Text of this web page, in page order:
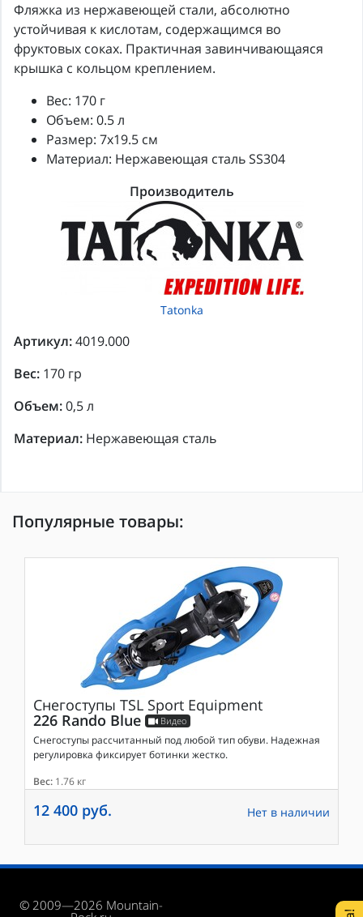
Фляжка из нержавеющей стали, абсолютно
устойчивая к кислотам, содержащимся во
фруктовых соках. Практичная завинчивающаяся
крышка с кольцом креплением.
Вес: 170 г
Объем: 0.5 л
Размер: 7x19.5 см
Материал: Нержавеющая сталь SS304
Производитель
Tatonka
Артикул:4019.000
Вес: 170 гр
Объем:0,5 л
Материал: Нержавеющая сталь
Популярные товары:
Снегоступы TSL Sport Equipment
226 Rando Blue Видео
Снегоступы рассчитанный под любой тип обуви. Надежная
регулировка фиксирует ботинки жестко.
Вес: 1.76 кг
12 400 руб. Нет в наличии
© 2009—2026 Mountain-